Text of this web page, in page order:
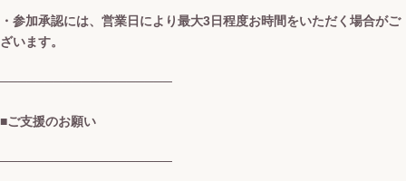
・参加承認には、営業日により最大3日程度お時間をいただく場合がご
ざいます。
───────────────────
■ご支援のお願い
───────────────────